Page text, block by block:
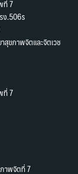
ที่ 7
ง.506s
สุขภาพจิตและจิตเวช
ที่ 7
าพจิตที่ 7